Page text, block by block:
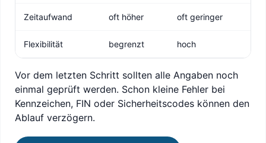
Zeitaufwand oft höher oft geringer
Flexibilität begrenzt hoch
Vor dem letzten Schritt sollten alle Angaben noch
einmal geprüft werden. Schon kleine Fehler bei
Kennzeichen, FIN oder Sicherheitscodes können den
Ablauf verzögern.